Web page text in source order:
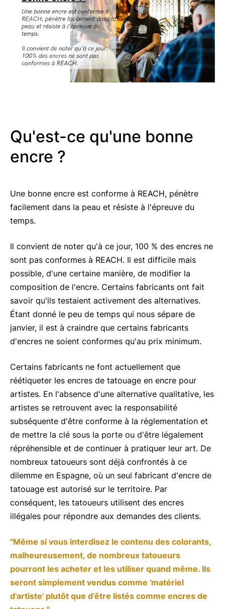
Qu'est-ce qu'une bonne
encre ?
Une bonne encre est conforme à REACH, pénètre
facilement dans la peau et résiste à l'épreuve du
temps.
Il convient de noter qu'à ce jour, 100 % des encres ne
sont pas conformes à REACH. Il est difficile mais
possible, d'une certaine manière, de modifier la
composition de l'encre. Certains fabricants ont fait
savoir qu'ils testaient activement des alternatives.
Étant donné le peu de temps qui nous sépare de
janvier, il est à craindre que certains fabricants
d'encres ne soient conformes qu'au prix minimum.
Certains fabricants ne font actuellement que
réétiqueter les encres de tatouage en encre pour
artistes. En l'absence d'une alternative qualitative, les
artistes se retrouvent avec la responsabilité
subséquente d'être conforme à la réglementation et
de mettre la clé sous la porte ou d'être légalement
répréhensible et de continuer à pratiquer leur art. De
nombreux tatoueurs sont déjà confrontés à ce
dilemme en Espagne, où un seul fabricant d'encre de
tatouage est autorisé sur le territoire. Par
conséquent, les tatoueurs utilisent des encres
illégales pour répondre aux demandes des clients.
"Même si vous interdisez le contenu des colorants,
malheureusement, de nombreux tatoueurs
pourront les acheter et les utiliser quand même. Ils
seront simplement vendus comme 'matériel
d'artiste' plutôt que d'être listés comme encres de